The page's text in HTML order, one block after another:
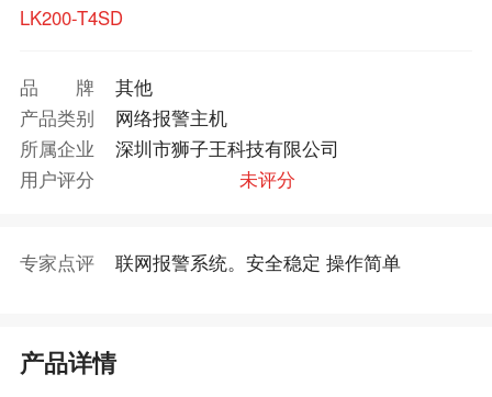
LK200-T4SD
品牌
其他
产品类别
网络报警主机
所属企业
深圳市狮子王科技有限公司
用户评分
未评分
专家点评 联网报警系统。安全稳定 操作简单
产品详情